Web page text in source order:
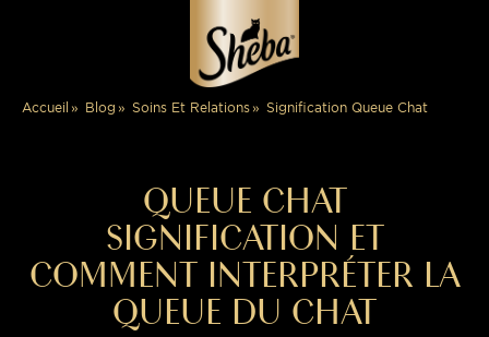
Accueil Blog Soins Et Relations Signification Queue Chat
QUEUE CHAT
SIGNIFICATION ET
COMMENT INTERPRÉTER LA
QUEUE DU CHAT